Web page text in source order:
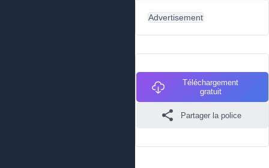
Advertisement
Téléchargement
gratuit
Partager la police